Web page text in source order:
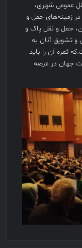
عمومی شهری،
زمینه‌های حمل و
حمل و نقل پاک و
تشویق آنان به
ثمره آن را باید
جهان در عرصه